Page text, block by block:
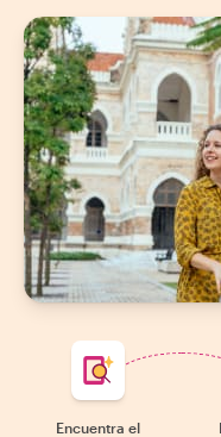
Encuentra el